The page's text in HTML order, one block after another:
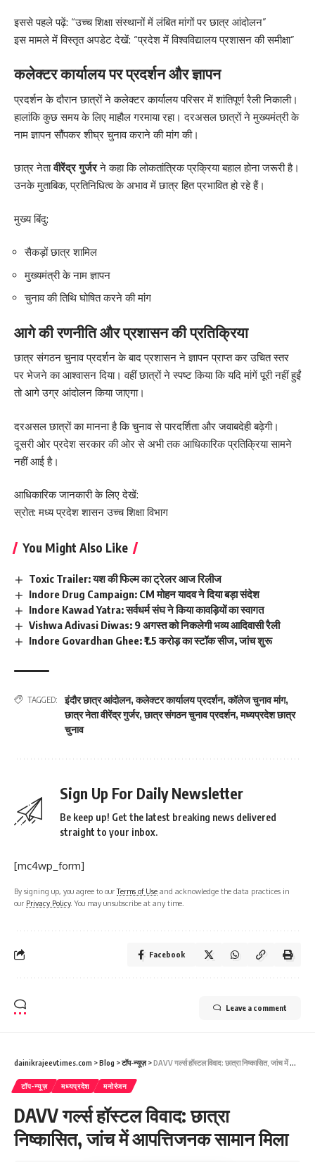
इससे पहले पढ़ें: “उच्च शिक्षा संस्थानों में लंबित मांगों पर छात्र आंदोलन”
इस मामले में विस्तृत अपडेट देखें: “प्रदेश में विश्वविद्यालय प्रशासन की समीक्षा”
कलेक्टर कार्यालय पर प्रदर्शन और ज्ञापन
प्रदर्शन के दौरान छात्रों ने कलेक्टर कार्यालय परिसर में शांतिपूर्ण रैली निकाली।
हालांकि कुछ समय के लिए माहौल गरमाया रहा। दरअसल छात्रों ने मुख्यमंत्री के
नाम ज्ञापन सौंपकर शीघ्र चुनाव कराने की मांग की।
छात्र नेतावीरेंद्र गुर्जरने कहा कि लोकतांत्रिक प्रक्रिया बहाल होना जरूरी है।
उनके मुताबिक, प्रतिनिधित्व के अभाव में छात्र हित प्रभावित हो रहे हैं।
मुख्य बिंदु:
सैकड़ों छात्र शामिल
मुख्यमंत्री के नाम ज्ञापन
चुनाव की तिथि घोषित करने की मांग
आगे की रणनीति और प्रशासन की प्रतिक्रिया
छात्र संगठन चुनाव प्रदर्शन के बाद प्रशासन ने ज्ञापन प्राप्त कर उचित स्तर
पर भेजने का आश्वासन दिया। वहीं छात्रों ने स्पष्ट किया कि यदि मांगें पूरी नहीं हुईं
तो आगे उग्र आंदोलन किया जाएगा।
दरअसल छात्रों का मानना है कि चुनाव से पारदर्शिता और जवाबदेही बढ़ेगी।
दूसरी ओर प्रदेश सरकार की ओर से अभी तक आधिकारिक प्रतिक्रिया सामने
नहीं आई है।
आधिकारिक जानकारी के लिए देखें:
स्रोत:मध्य प्रदेश शासन उच्च शिक्षा विभाग
You Might Also Like
Toxic Trailer: यश की फिल्म का ट्रेलर आज रिलीज
Indore Drug Campaign: CM मोहन यादव ने दिया बड़ा संदेश
Indore Kawad Yatra: सर्वधर्म संघ ने किया कावड़ियों का स्वागत
Vishwa Adivasi Diwas: 9 अगस्त को निकलेगी भव्य आदिवासी रैली
Indore Govardhan Ghee: ₹1.5 करोड़ का स्टॉक सीज, जांच शुरू
TAGGED: इंदौर छात्र आंदोलन,कलेक्टर कार्यालय प्रदर्शन,कॉलेज चुनाव मांग,
छात्र नेता वीरेंद्र गुर्जर,छात्र संगठन चुनाव प्रदर्शन,मध्यप्रदेश छात्र
चुनाव
Sign Up For Daily Newsletter
Be keep up! Get the latest breaking news delivered
straight to your inbox.
[mc4wp_form]
By signing up, you agree to ourTerms of Use and acknowledge the data practices in
our Privacy Policy. You may unsubscribe at any time.
Facebook
Leave a comment
dainikrajeevtimes.com >Blog >टॉप-न्यूज़>DAVV गर्ल्स हॉस्टल विवाद: छात्रा निष्कासित, जांच में आपत्तिजनक सामान मिला
टॉप-न्यूज़ मध्यप्रदेश मनोरंजन
DAVV गर्ल्स हॉस्टल विवाद: छात्रा
निष्कासित, जांच में आपत्तिजनक सामान मिला